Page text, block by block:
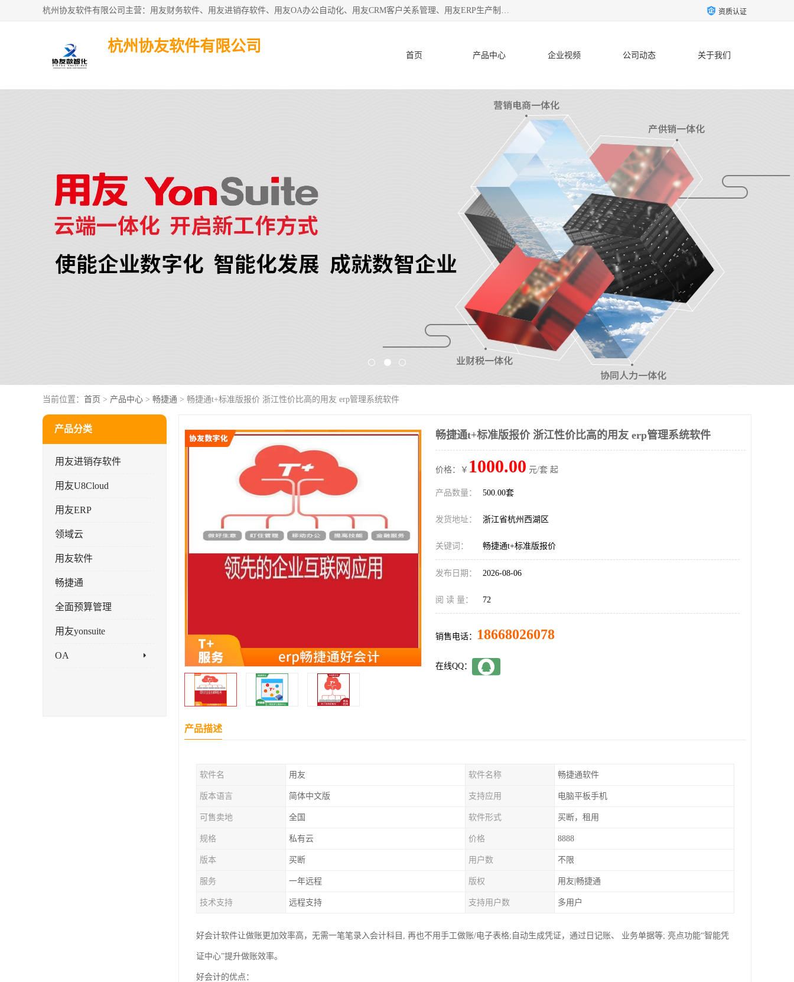
杭州协友软件有限公司主营：用友财务软件、用友进销存软件、用友OA办公自动化、用友CRM客户关系管理、用友ERP生产制造管理等;是一家用友管理软件咨询服务商。自创立至今，一直致力于为客户提供顾问式ERP管理解决方案务，为企业提供了财务管理、供应链和物流管理、生产制造管理、管理、知识与协同管理、客户关系管理等信息化建设领域的应用。 资质认证
杭州协友软件有限公司
首页 产品中心 企业视频 公司动态 关于我们
当前位置： 首页 > 产品中心 > 畅捷通 > 畅捷通t+标准版报价 浙江性价比高的用友 erp管理系统软件
产品分类
用友进销存软件
用友U8Cloud
用友ERP
领域云
用友软件
畅捷通
全面预算管理
用友yonsuite
OA
畅捷通t+标准版报价 浙江性价比高的用友 erp管理系统软件
价格：￥ 1000.00 元/套 起
产品数量： 500.00套
发货地址： 浙江省杭州西湖区
关键词： 畅捷通t+标准版报价
发布日期： 2026-08-06
阅 读 量： 72
销售电话： 18668026078
在线QQ：
产品描述
软件名 用友 软件名称 畅捷通软件
版本语言 简体中文版 支持应用 电脑平板手机
可售卖地 全国 软件形式 买断，租用
规格 私有云 价格 8888
版本 买断 用户数 不限
服务 一年远程 版权 用友|畅捷通
技术支持 远程支持 支持用户数 多用户
好会计软件让做账更加效率高，无需一笔笔录入会计科目, 再也不用手工做账/电子表格;自动生成凭证，通过日记账、 业务单据等; 亮点功能“智能凭
证中心”提升做账效率。
好会计的优点：